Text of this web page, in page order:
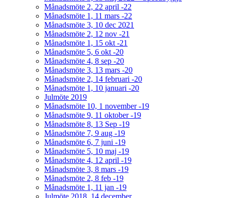
Månadsmöte 2, 22 april -22
Månadsmöte 1, 11 mars -22
Månadsmöte 3, 10 dec 2021
Månadsmöte 2, 12 nov -21
Månadsmöte 1, 15 okt -21
Månadsmöte 5, 6 okt -20
Månadsmöte 4, 8 sep -20
Månadsmöte 3, 13 mars -20
Månadsmöte 2, 14 februari -20
Månadsmöte 1, 10 januari -20
Julmöte 2019
Månadsmöte 10, 1 november -19
Månadsmöte 9, 11 oktober -19
Månadsmöte 8, 13 Sep -19
Månadsmöte 7, 9 aug -19
Månadsmöte 6, 7 juni -19
Månadsmöte 5, 10 maj -19
Månadsmöte 4, 12 april -19
Månadsmöte 3, 8 mars -19
Månadsmöte 2, 8 feb -19
Månadsmöte 1, 11 jan -19